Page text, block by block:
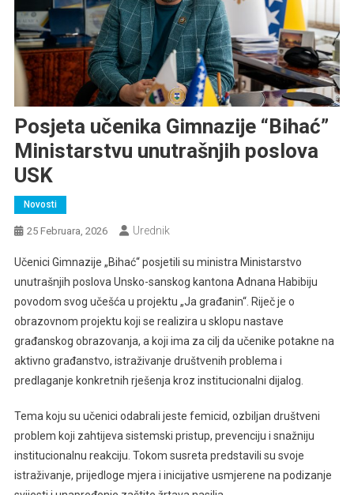
Posjeta učenika Gimnazije “Bihać”
Ministarstvu unutrašnjih poslova
USK
Novosti
25 Februara, 2026 Urednik
Učenici Gimnazije „Bihać“ posjetili su ministra Ministarstvo
unutrašnjih poslova Unsko-sanskog kantona Adnana Habibiju
povodom svog učešća u projektu „Ja građanin“. Riječ je o
obrazovnom projektu koji se realizira u sklopu nastave
građanskog obrazovanja, a koji ima za cilj da učenike potakne na
aktivno građanstvo, istraživanje društvenih problema i
predlaganje konkretnih rješenja kroz institucionalni dijalog.
Tema koju su učenici odabrali jeste femicid, ozbiljan društveni
problem koji zahtijeva sistemski pristup, prevenciju i snažniju
institucionalnu reakciju. Tokom susreta predstavili su svoje
istraživanje, prijedloge mjera i inicijative usmjerene na podizanje